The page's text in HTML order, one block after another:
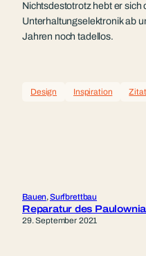
Nichtsdestotrotz hebt er
Unterhaltungselektronik ab
Jahren noch tadellos.
Design Inspiration Zitat
Bauen, Surfbrettbau
Reparatur des
29. September 2021